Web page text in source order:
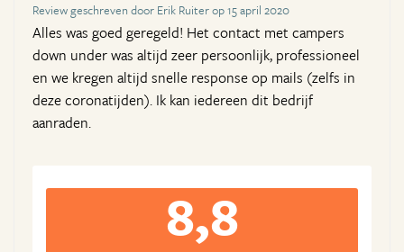
Review geschreven door Erik Ruiter op 15 april 2020
Alles was goed geregeld! Het contact met campers
down under was altijd zeer persoonlijk, professioneel
en we kregen altijd snelle response op mails (zelfs in
deze coronatijden). Ik kan iedereen dit bedrijf
aanraden.
8,8